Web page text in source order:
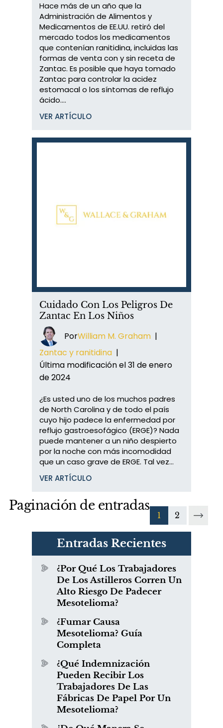
Hace más de un año que la
Administración de Alimentos y
Medicamentos de EE.UU. retiró del
mercado todos los medicamentos
que contenían ranitidina, incluidas las
formas de venta con y sin receta de
Zantac. Es posible que haya tomado
Zantac para controlar la acidez
estomacal o los síntomas de reflujo
ácido....
VER ARTÍCULO
Cuidado Con Los Peligros De
Zantac En Los Niños
PorWilliam M. Graham |
Zantac y ranitidina |
Última modificación el 31 de enero
de 2024
¿Es usted uno de los muchos padres
de North Carolina y de todo el país
cuyo hijo padece la enfermedad por
reflujo gastroesofágico (ERGE)? Nada
puede mantener a un niño despierto
por la noche con más incomodidad
que un caso grave de ERGE. Tal vez...
VER ARTÍCULO
Paginación de entradas
1 2
Entradas Recientes
¿Por Qué Los Trabajadores
De Los Astilleros Corren Un
Alto Riesgo De Padecer
Mesotelioma?
¿Fumar Causa
Mesotelioma? Guía
Completa
¿Qué Indemnización
Pueden Recibir Los
Trabajadores De Las
Fábricas De Papel Por Un
Mesotelioma?